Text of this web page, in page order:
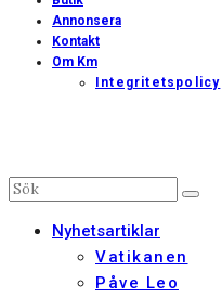
Annonsera
Kontakt
Om Km
Integritetspolicy
Nyhetsartiklar
Vatikanen
Påve Leo